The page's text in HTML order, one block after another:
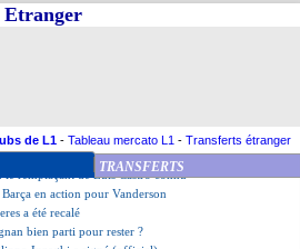
Etranger
de L1 - Tableau mercato L1 - Transferts étranger
TRANSFERTS
Simeone confirme son intérêt
: Diarra devrait bien partir
: P. David n'ira pas en L1
se lance pour Ounahi
: le remplaçant de Luis Castro connu
Barça en action pour Vanderson
a été recalé
bien parti pour rester ?